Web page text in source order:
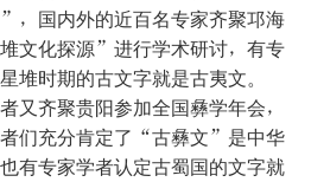
，国内外的近百名专家齐聚邛海
文化探源”进行学术研讨，有专
堆时期的古文字就是古夷文。
又齐聚贵阳参加全国彝学年会，
们充分肯定了“古彝文”是中华
有专家学者认定古蜀国的文字就